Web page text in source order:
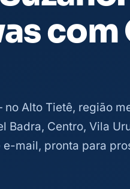
com
Alto Tietê, região
Badra, Centro, Vila
e-mail, pronta para